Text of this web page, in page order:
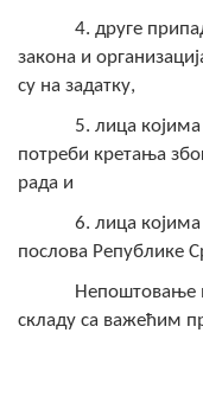
Туризам
Спорт
4. друге
закона и
су на задатку,
5. лица којима
потреби кретања
рада и
6. лица којима
послова Републике
Непоштовање
складу са важећим